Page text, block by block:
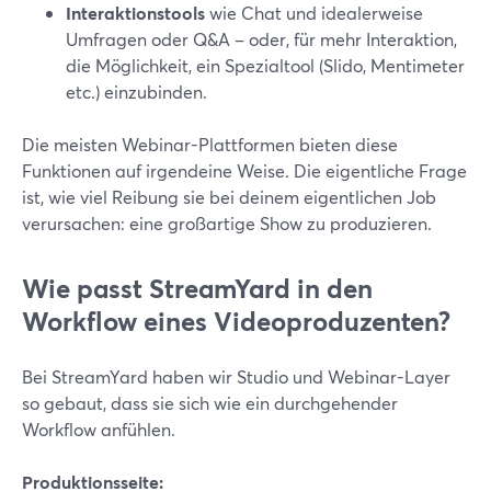
Interaktionstoolswie Chat und idealerweise
Umfragen oder Q&A – oder, für mehr Interaktion,
die Möglichkeit, ein Spezialtool (Slido, Mentimeter
etc.) einzubinden.
Die meisten Webinar-Plattformen bieten diese
Funktionen auf irgendeine Weise. Die eigentliche Frage
ist, wie viel Reibung sie bei deinem eigentlichen Job
verursachen: eine großartige Show zu produzieren.
Wie passt StreamYard in den
Workflow eines Videoproduzenten?
Bei StreamYard haben wir Studio und Webinar-Layer
so gebaut, dass sie sich wie ein durchgehender
Workflow anfühlen.
Produktionsseite: